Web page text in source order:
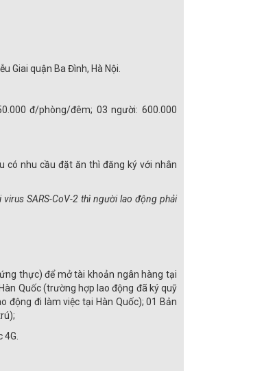
Giai quận Ba Đình, Hà Nội.
đ/phòng/đêm; 03 người: 600.000
có nhu cầu đặt ăn thì đăng ký với nhân
SARS-CoV-2 thì người lao động phải
thực) để mở tài khoản ngân hàng tại
Quốc (trường hợp lao động đã ký quỹ
động đi làm việc tại Hàn Quốc); 01 Bản